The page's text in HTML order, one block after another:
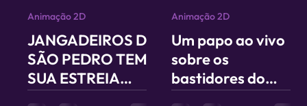
JANGADEIROS DE
SÃO PEDRO TEM
SUA ESTREIA
Animação 2D
Um papo ao vivo
sobre os
bastidores do
Animação 2D